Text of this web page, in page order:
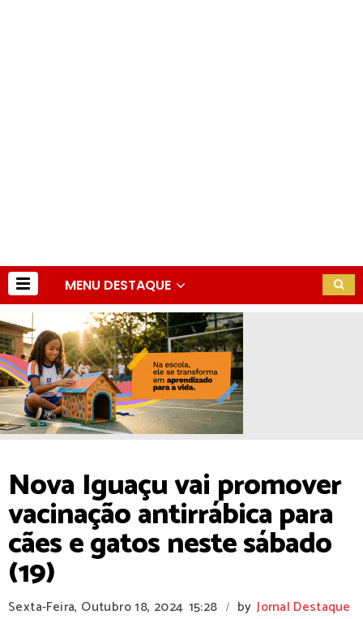
MENU DESTAQUE
Nova Iguaçu vai promover
vacinação antirrábica para
cães e gatos neste sábado
(19)
Sexta-Feira, Outubro 18, 2024 15:28 / by Jornal Destaque